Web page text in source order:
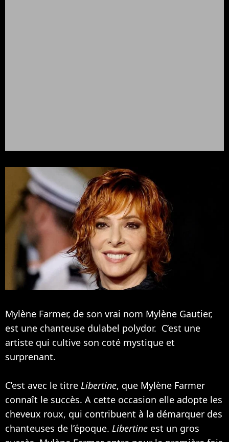
Mylène Farmer, de son vrai nom Mylène Gautier,
est une chanteuse dulabel polydor. C’est une
artiste qui cultive son coté mystique et
surprenant.
C’est avec le titre Libertine, que Mylène Farmer
connaît le succès. A cette occasion elle adopte les
cheveux roux, qui contribuent à la démarquer des
chanteuses de l’époque. Libertine est un gros